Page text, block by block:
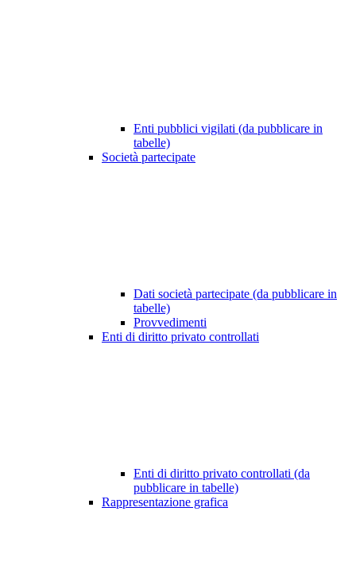
Enti pubblici vigilati (da pubblicare in
tabelle)
Società partecipate
Dati società partecipate (da pubblicare in
tabelle)
Provvedimenti
Enti di diritto privato controllati
Enti di diritto privato controllati (da
pubblicare in tabelle)
Rappresentazione grafica